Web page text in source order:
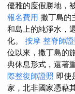
優雅的度假勝地，
報名費用 撒丁島的
和島上的純淨水，
化。 按摩 整脊師
位以來，撒丁島的
典休息形式，還著
際整復師證照 即使
家，北非國家憑藉